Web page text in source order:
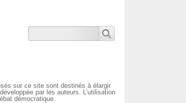
sur ce site sont destinés à élargir
par les auteurs. L’utilisation
démocratique.